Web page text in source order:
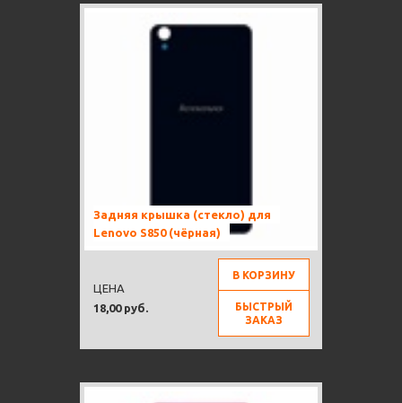
Задняя крышка (стекло) для
Lenovo S850 (чёрная)
18,00 руб.
ЦЕНА
В КОРЗИНУ
БЫСТРЫЙ
ЗАКАЗ